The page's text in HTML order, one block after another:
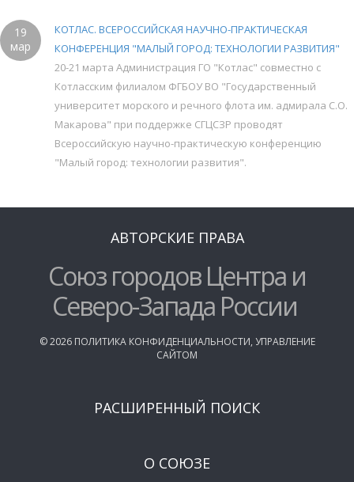
19
мар
КОТЛАС. ВСЕРОССИЙСКАЯ НАУЧНО-ПРАКТИЧЕСКАЯ
КОНФЕРЕНЦИЯ "МАЛЫЙ ГОРОД: ТЕХНОЛОГИИ РАЗВИТИЯ"
20-21 марта Администрация ГО "Котлас" совместно с
Котласским филиалом ФГБОУ ВО "Государственный
университет морского и речного флота им. адмирала С.О.
Макарова" при поддержке СГЦСЗР проводят
Всероссийскую научно-практическую конференцию
"Малый город: технологии развития".
АВТОРСКИЕ ПРАВА
Союз городов Центра и
Северо-Запада России
©2026 ПОЛИТИКА КОНФИДЕНЦИАЛЬНОСТИ, УПРАВЛЕНИЕ
САЙТОМ
РАСШИРЕННЫЙ ПОИСК
О СОЮЗЕ